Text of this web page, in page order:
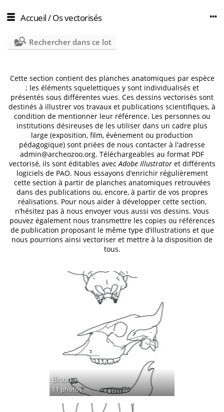
Accueil/Os vectorisés
Rechercher dans ce lot
Cette section contient des planches anatomiques par espèce
; les éléments squelettiques y sont individualisés et
présentés sous différentes vues. Ces dessins vectorisés sont
destinés à illustrer vos travaux et publications scientifiques, à
condition de mentionner leur référence. Les personnes ou
institutions désireuses de les utiliser dans un cadre plus
large (exposition, film, évènement ou production
pédagogique) sont priées de nous contacter à l'adresse
admin@archeozoo.org. Téléchargeables au format PDF
vectorisé, ils sont éditables avecAdobe Illustratoret différents
logiciels de PAO. Nous essayons d’enrichir régulièrement
cette section à partir de planches anatomiques retrouvées
dans des publications ou, encore, à partir de vos propres
réalisations. Pour nous aider à développer cette section,
n’hésitez pas à nous envoyer vous aussi vos dessins. Vous
pouvez également nous transmettre les copies ou références
de publication proposant le même type d’illustrations et que
nous pourrions ainsi vectoriser et mettre à la disposition de
tous.
Bison
11 photos